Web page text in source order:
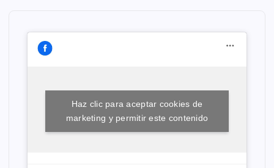
Haz clic para aceptar cookies de
marketing y permitir este contenido